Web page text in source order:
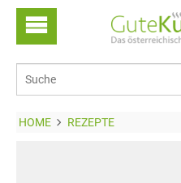
HOME REZEPTE